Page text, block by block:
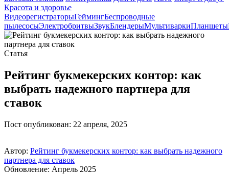
Красота и здоровье
ВидеорегистраторыГеймингБеспроводные
пылесосыЭлектробритвыЗвукБлендерыМультиваркиПланшеты
Статья
Рейтинг букмекерских контор: как
выбрать надежного партнера для
ставок
Пост опубликован: 22 апреля, 2025
Автор: Рейтинг букмекерских контор: как выбрать надежного
партнера для ставок
Обновление: Апрель 2025